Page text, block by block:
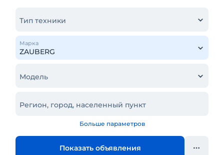
Тип техники
Марка
Модель
Регион, город, населенный пункт
Больше параметров
Показать объявления